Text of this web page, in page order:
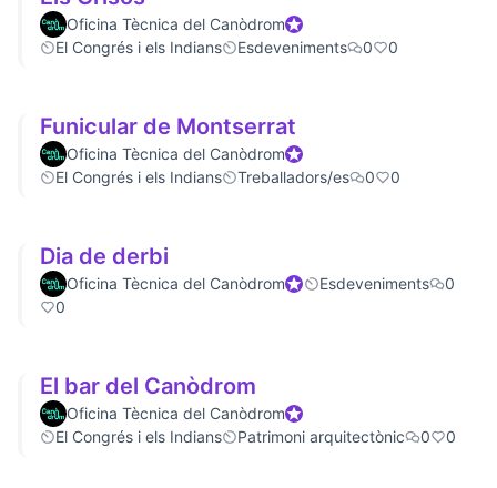
Oficina Tècnica del CanòdromOfficial participant
El Congrés i els Indians
Esdeveniments 0 0
Funicular de Montserrat
Oficina Tècnica del CanòdromOfficial participant
El Congrés i els Indians
Treballadors/es 0 0
Dia de derbi
Oficina Tècnica del CanòdromOfficial participant
Esdeveniments
0
0
El bar del Canòdrom
Oficina Tècnica del CanòdromOfficial participant
El Congrés i els Indians
Patrimoni arquitectònic 0 0